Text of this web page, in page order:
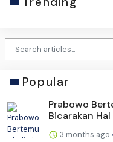
Popular
Prabowo
Bicarakan Hal
3 months ago